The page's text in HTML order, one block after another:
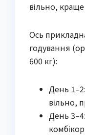
вільно,
Ось
годування
600 кг):
День
вільно,
День